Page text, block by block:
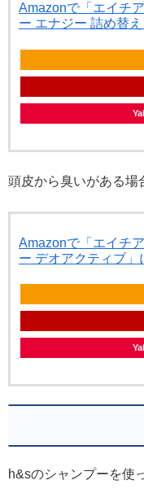
Amazonで「エイチ
ー エナジー 詰め替
頭皮から臭いがある場
Amazonで「エイチ
ー デオアクティブ」
h&sのシャンプーを使